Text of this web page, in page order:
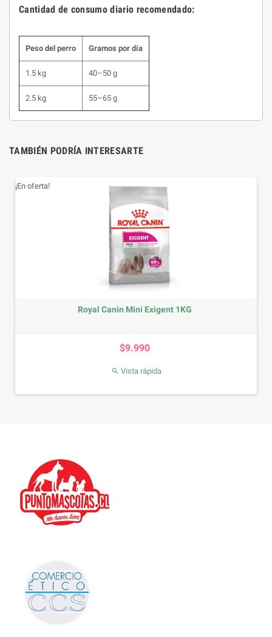
Cantidad de consumo diario recomendado:
Peso del perro Gramos por día
1.5 kg 40–50 g
2.5 kg 55–65 g
TAMBIÉN PODRÍA INTERESARTE
Royal Canin Mini Exigent 1KG
$9.990
¡En oferta!
 Vista rápida